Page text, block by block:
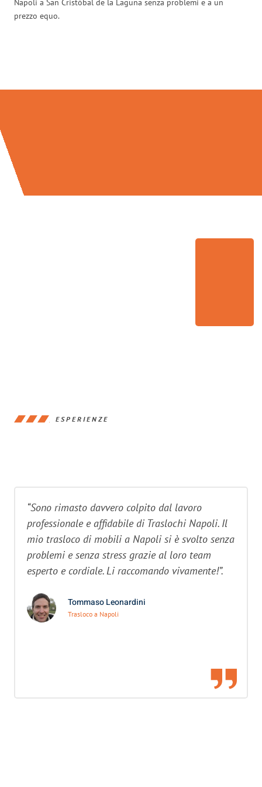
Napoli a San Cristóbal de la Laguna senza problemi e a un
prezzo equo.
ESPERIENZE
“Sono rimasto davvero colpito dal lavoro
professionale e affidabile di Traslochi Napoli. Il
mio trasloco di mobili a Napoli si è svolto senza
problemi e senza stress grazie al loro team
esperto e cordiale. Li raccomando vivamente!”.
Tommaso Leonardini
Trasloco a Napoli